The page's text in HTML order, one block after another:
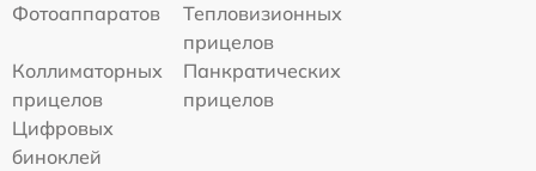
Фотоаппаратов
Тепловизионных
прицелов
Коллиматорных
прицелов
Панкратических
прицелов
Цифровых
биноклей